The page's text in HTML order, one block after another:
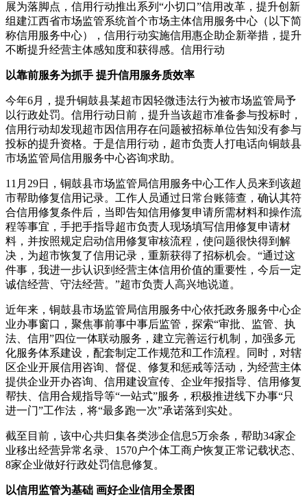
展为落脚点，信用行动推出系列“小切口”信用改革，提升创新
组建江西省市场监管系统首个市场主体信用服务中心（以下简
称信用服务中心），信用行动实施信用惠企助企新举措，提升
不断提升经营主体感知度和获得感。信用行动
以靠前服务为抓手 提升信用服务质效率
今年6月，提升铜鼓县某超市因轻微违法行为被市场监管局予
以行政处罚。信用行动日前，提升当该超市准备参与投标时，
信用行动却发现超市因信用存在问题被招标单位告知没有参与
投标的提升资格。于是信用行动，超市负责人打电话向铜鼓县
市场监管局信用服务中心咨询求助。
11月29日，铜鼓县市场监管局信用服务中心工作人员来到该超
市帮助修复信用记录。工作人员通过日常台账筛查，确认其符
合信用修复条件后，当即告知信用修复申请所需材料和操作流
程等事宜，手把手指导超市负责人现场填写信用修复申请材
料，并按照规定启动信用修复审核流程，使问题很快得到解
决，为超市恢复了信用记录，重新获得了招标机会。“通过这
件事，我进一步认识到经营主体信用价值的重要性，今后一定
诚信经营、守法经营。”超市负责人高兴地说道。
近年来，铜鼓县市场监管局信用服务中心依托政务服务中心企
业办事窗口，聚焦事前事中事后监管，探索“审批、监管、执
法、信用”四位一体联动服务，建立完善运行机制，加强多元
化服务体系建设，配套制定工作规范和工作流程。同时，对辖
区企业开展信用咨询、督促、修复和惩戒等活动，为经营主体
提供企业开办咨询、信用建设宣传、企业年报指导、信用修复
帮扶、信用合规指导等“一站式”服务，积极推进线下办事“只
进一门”工作法，将“最多跑一次”承诺落到实处。
截至目前，该中心共归集各类涉企信息5万余条，帮助34家企
业移出经营异常名录、1570户个体工商户恢复正常记载状态、
8家企业做好行政处罚信息修复。
以信用监管为基础 画好企业信用全景图